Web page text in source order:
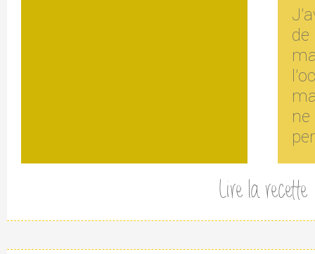
Lire la recette